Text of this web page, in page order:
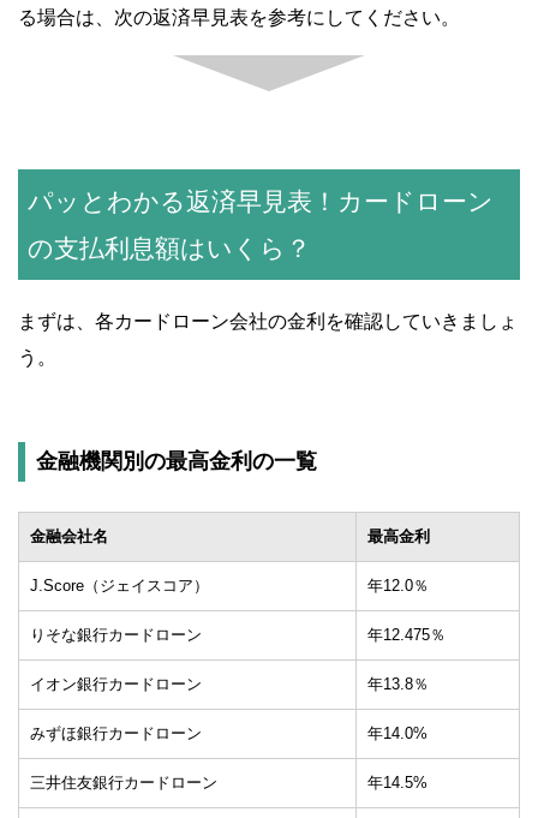
る場合は、次の返済早見表を参考にしてください。
パッとわかる返済早見表！カードローン
の支払利息額はいくら？
まずは、各カードローン会社の金利を確認していきましょ
う。
金融機関別の最高金利の一覧
金融会社名 最高金利
J.Score（ジェイスコア） 年12.0％
りそな銀行カードローン 年12.475％
イオン銀行カードローン 年13.8％
みずほ銀行カードローン 年14.0%
三井住友銀行カードローン 年14.5%